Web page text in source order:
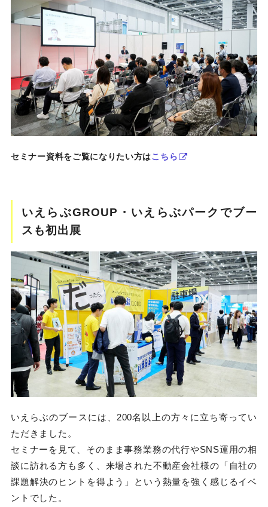
セミナー資料をご覧になりたい方はこちら
いえらぶGROUP・いえらぶパークでブー
スも初出展
いえらぶのブースには、200名以上の方々に立ち寄ってい
ただきました。
セミナーを見て、そのまま事務業務の代行やSNS運用の相
談に訪れる方も多く、来場された不動産会社様の「自社の
課題解決のヒントを得よう」という熱量を強く感じるイベ
ントでした。